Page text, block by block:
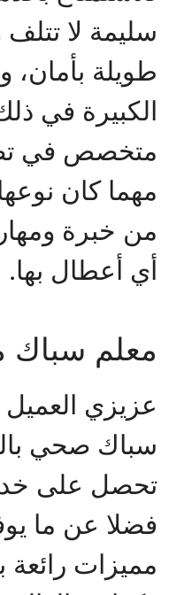
سليمة لا
طويلة
الكبيرة في
متخصص في
مهما كان
من خبرة
أي أعطال بها.
معلم سباك
عزيزي
سباك صحي
تحصل على
فضلا عن ما
مميزات